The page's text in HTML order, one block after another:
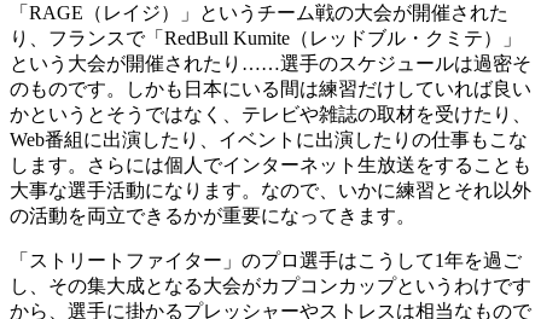
「RAGE（レイジ）」というチーム戦の大会が開催された
り、フランスで「RedBull Kumite（レッドブル・クミテ）」
という大会が開催されたり……選手のスケジュールは過密そ
のものです。しかも日本にいる間は練習だけしていれば良い
かというとそうではなく、テレビや雑誌の取材を受けたり、
Web番組に出演したり、イベントに出演したりの仕事もこな
します。さらには個人でインターネット生放送をすることも
大事な選手活動になります。なので、いかに練習とそれ以外
の活動を両立できるかが重要になってきます。
「ストリートファイター」のプロ選手はこうして1年を過ご
し、その集大成となる大会がカプコンカップというわけです
から、選手に掛かるプレッシャーやストレスは相当なもので